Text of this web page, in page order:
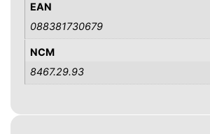
EAN
088381730679
NCM
8467.29.93